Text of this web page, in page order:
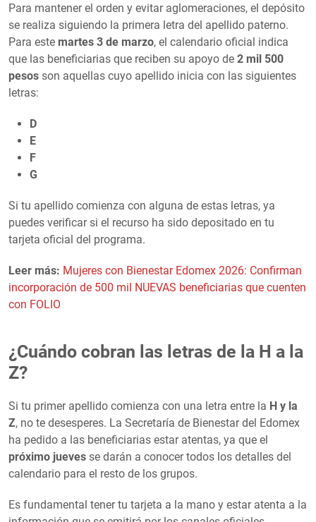
Para mantener el orden y evitar aglomeraciones, el depósito
se realiza siguiendo la primera letra del apellido paterno.
Para este martes 3 de marzo, el calendario oficial indica
que las beneficiarias que reciben su apoyo de 2 mil 500
pesos son aquellas cuyo apellido inicia con las siguientes
letras:
D
E
F
G
Si tu apellido comienza con alguna de estas letras, ya
puedes verificar si el recurso ha sido depositado en tu
tarjeta oficial del programa.
Leer más: Mujeres con Bienestar Edomex 2026: Confirman
incorporación de 500 mil NUEVAS beneficiarias que cuenten
con FOLIO
¿Cuándo cobran las letras de la H a la
Z?
Si tu primer apellido comienza con una letra entre la H y la
Z, no te desesperes. La Secretaría de Bienestar del Edomex
ha pedido a las beneficiarias estar atentas, ya que el
próximo jueves se darán a conocer todos los detalles del
calendario para el resto de los grupos.
Es fundamental tener tu tarjeta a la mano y estar atenta a la